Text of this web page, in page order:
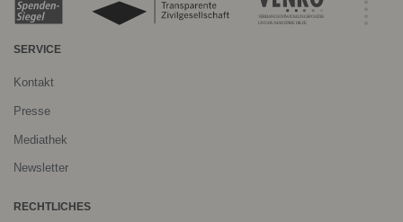
SERVICE
Kontakt
Presse
Mediathek
Newsletter
RECHTLICHES